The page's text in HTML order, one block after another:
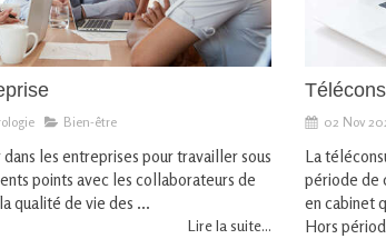
Bien-être
les entreprises pour travailler sous
points avec les collaborateurs de
qualité de vie des ...
Lire la suite...
02 Nov
La
période de
en cabinet
Hors